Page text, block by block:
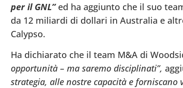
per il GNL” ed ha aggiunto che il suo
da 12 miliardi di dollari in Australia e
Calypso.
Ha dichiarato che il team M&A di
opportunità – ma saremo disciplinati”,
strategia, alle nostre capacità e forniscano